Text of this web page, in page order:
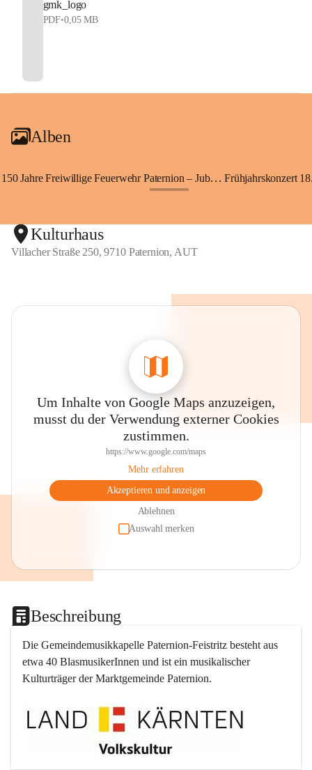
gmk_logo
PDF•0,05 MB
Alben
150 Jahre Freiwillige Feuerwehr Paternion – Jubiläumsfest Frühjahrskonzert
Kulturhaus
Villacher Straße 250, 9710 Paternion, AUT
Um Inhalte von Google Maps anzuzeigen,
musst du der Verwendung externer Cookies
zustimmen.
https://www.google.com/maps
Mehr erfahren
Akzeptieren und anzeigen
Ablehnen
Auswahl merken
Beschreibung
Die Gemeindemusikkapelle Paternion-Feistritz besteht aus
etwa 40 BlasmusikerInnen und ist ein musikalischer
Kulturträger der Marktgemeinde Paternion.